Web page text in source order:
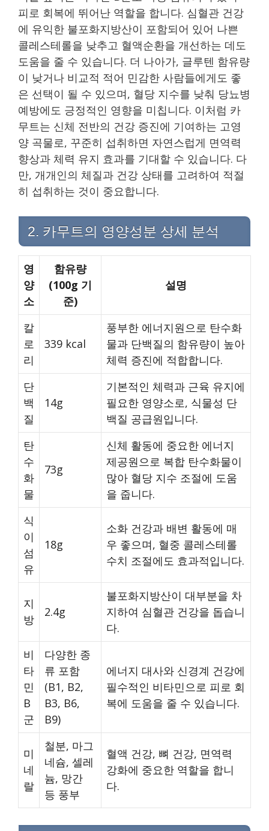
피로 회복에 뛰어난 역할을 합니다. 심혈관 건강
에 유익한 불포화지방산이 포함되어 있어 나쁜
콜레스테롤을 낮추고 혈액순환을 개선하는 데도
도움을 줄 수 있습니다. 더 나아가, 글루텐 함유량
이 낮거나 비교적 적어 민감한 사람들에게도 좋
은 선택이 될 수 있으며, 혈당 지수를 낮춰 당뇨병
예방에도 긍정적인 영향을 미칩니다. 이처럼 카
무트는 신체 전반의 건강 증진에 기여하는 고영
양 곡물로, 꾸준히 섭취하면 자연스럽게 면역력
향상과 체력 유지 효과를 기대할 수 있습니다. 다
만, 개개인의 체질과 건강 상태를 고려하여 적절
히 섭취하는 것이 중요합니다.
2. 카무트의 영양성분 상세 분석
영
양
소
함유량
(100g 기
준)
설명
칼
로
리
339 kcal
풍부한 에너지원으로 탄수화
물과 단백질의 함유량이 높아
체력 증진에 적합합니다.
단
백
질
14g
기본적인 체력과 근육 유지에
필요한 영양소로, 식물성 단
백질 공급원입니다.
탄
수
화
물
73g
신체 활동에 중요한 에너지
제공원으로 복합 탄수화물이
많아 혈당 지수 조절에 도움
을 줍니다.
식
이
섬
유
18g
소화 건강과 배변 활동에 매
우 좋으며, 혈중 콜레스테롤
수치 조절에도 효과적입니다.
지
방
2.4g
불포화지방산이 대부분을 차
지하여 심혈관 건강을 돕습니
다.
비
타
민
B
군
다양한 종
류 포함
(B1, B2,
B3, B6,
B9)
에너지 대사와 신경계 건강에
필수적인 비타민으로 피로 회
복에 도움을 줄 수 있습니다.
미
네
랄
철분, 마그
네슘, 셀레
늄, 망간
등 풍부
혈액 건강, 뼈 건강, 면역력
강화에 중요한 역할을 합니
다.